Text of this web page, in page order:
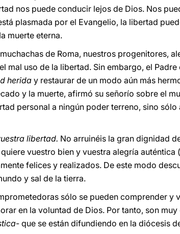
nos puede conducir lejos de Dios. Nos
plasmada por el Evangelio, la libertad
muerte eterna.
de Roma, nuestros progenitores,
mal uso de la libertad. Sin embargo, el
herida y restaurar de un modo aún más
y la muerte, afirmó su señorío sobre el
personal a ningún poder terreno, sino sólo
libertad. No arruinéis la gran dignidad
vuestro bien y vuestra alegría auténtica
felices y realizados. De este modo
y sal de la tierra.
sólo se pueden comprender y
en la voluntad de Dios. Por tanto, son
- que se están difundiendo en la diócesis